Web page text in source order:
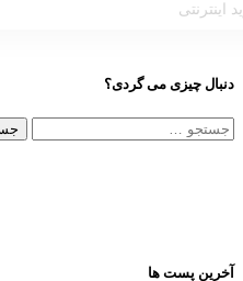
دنبال چیزی می گردی؟
آخرین پست ها